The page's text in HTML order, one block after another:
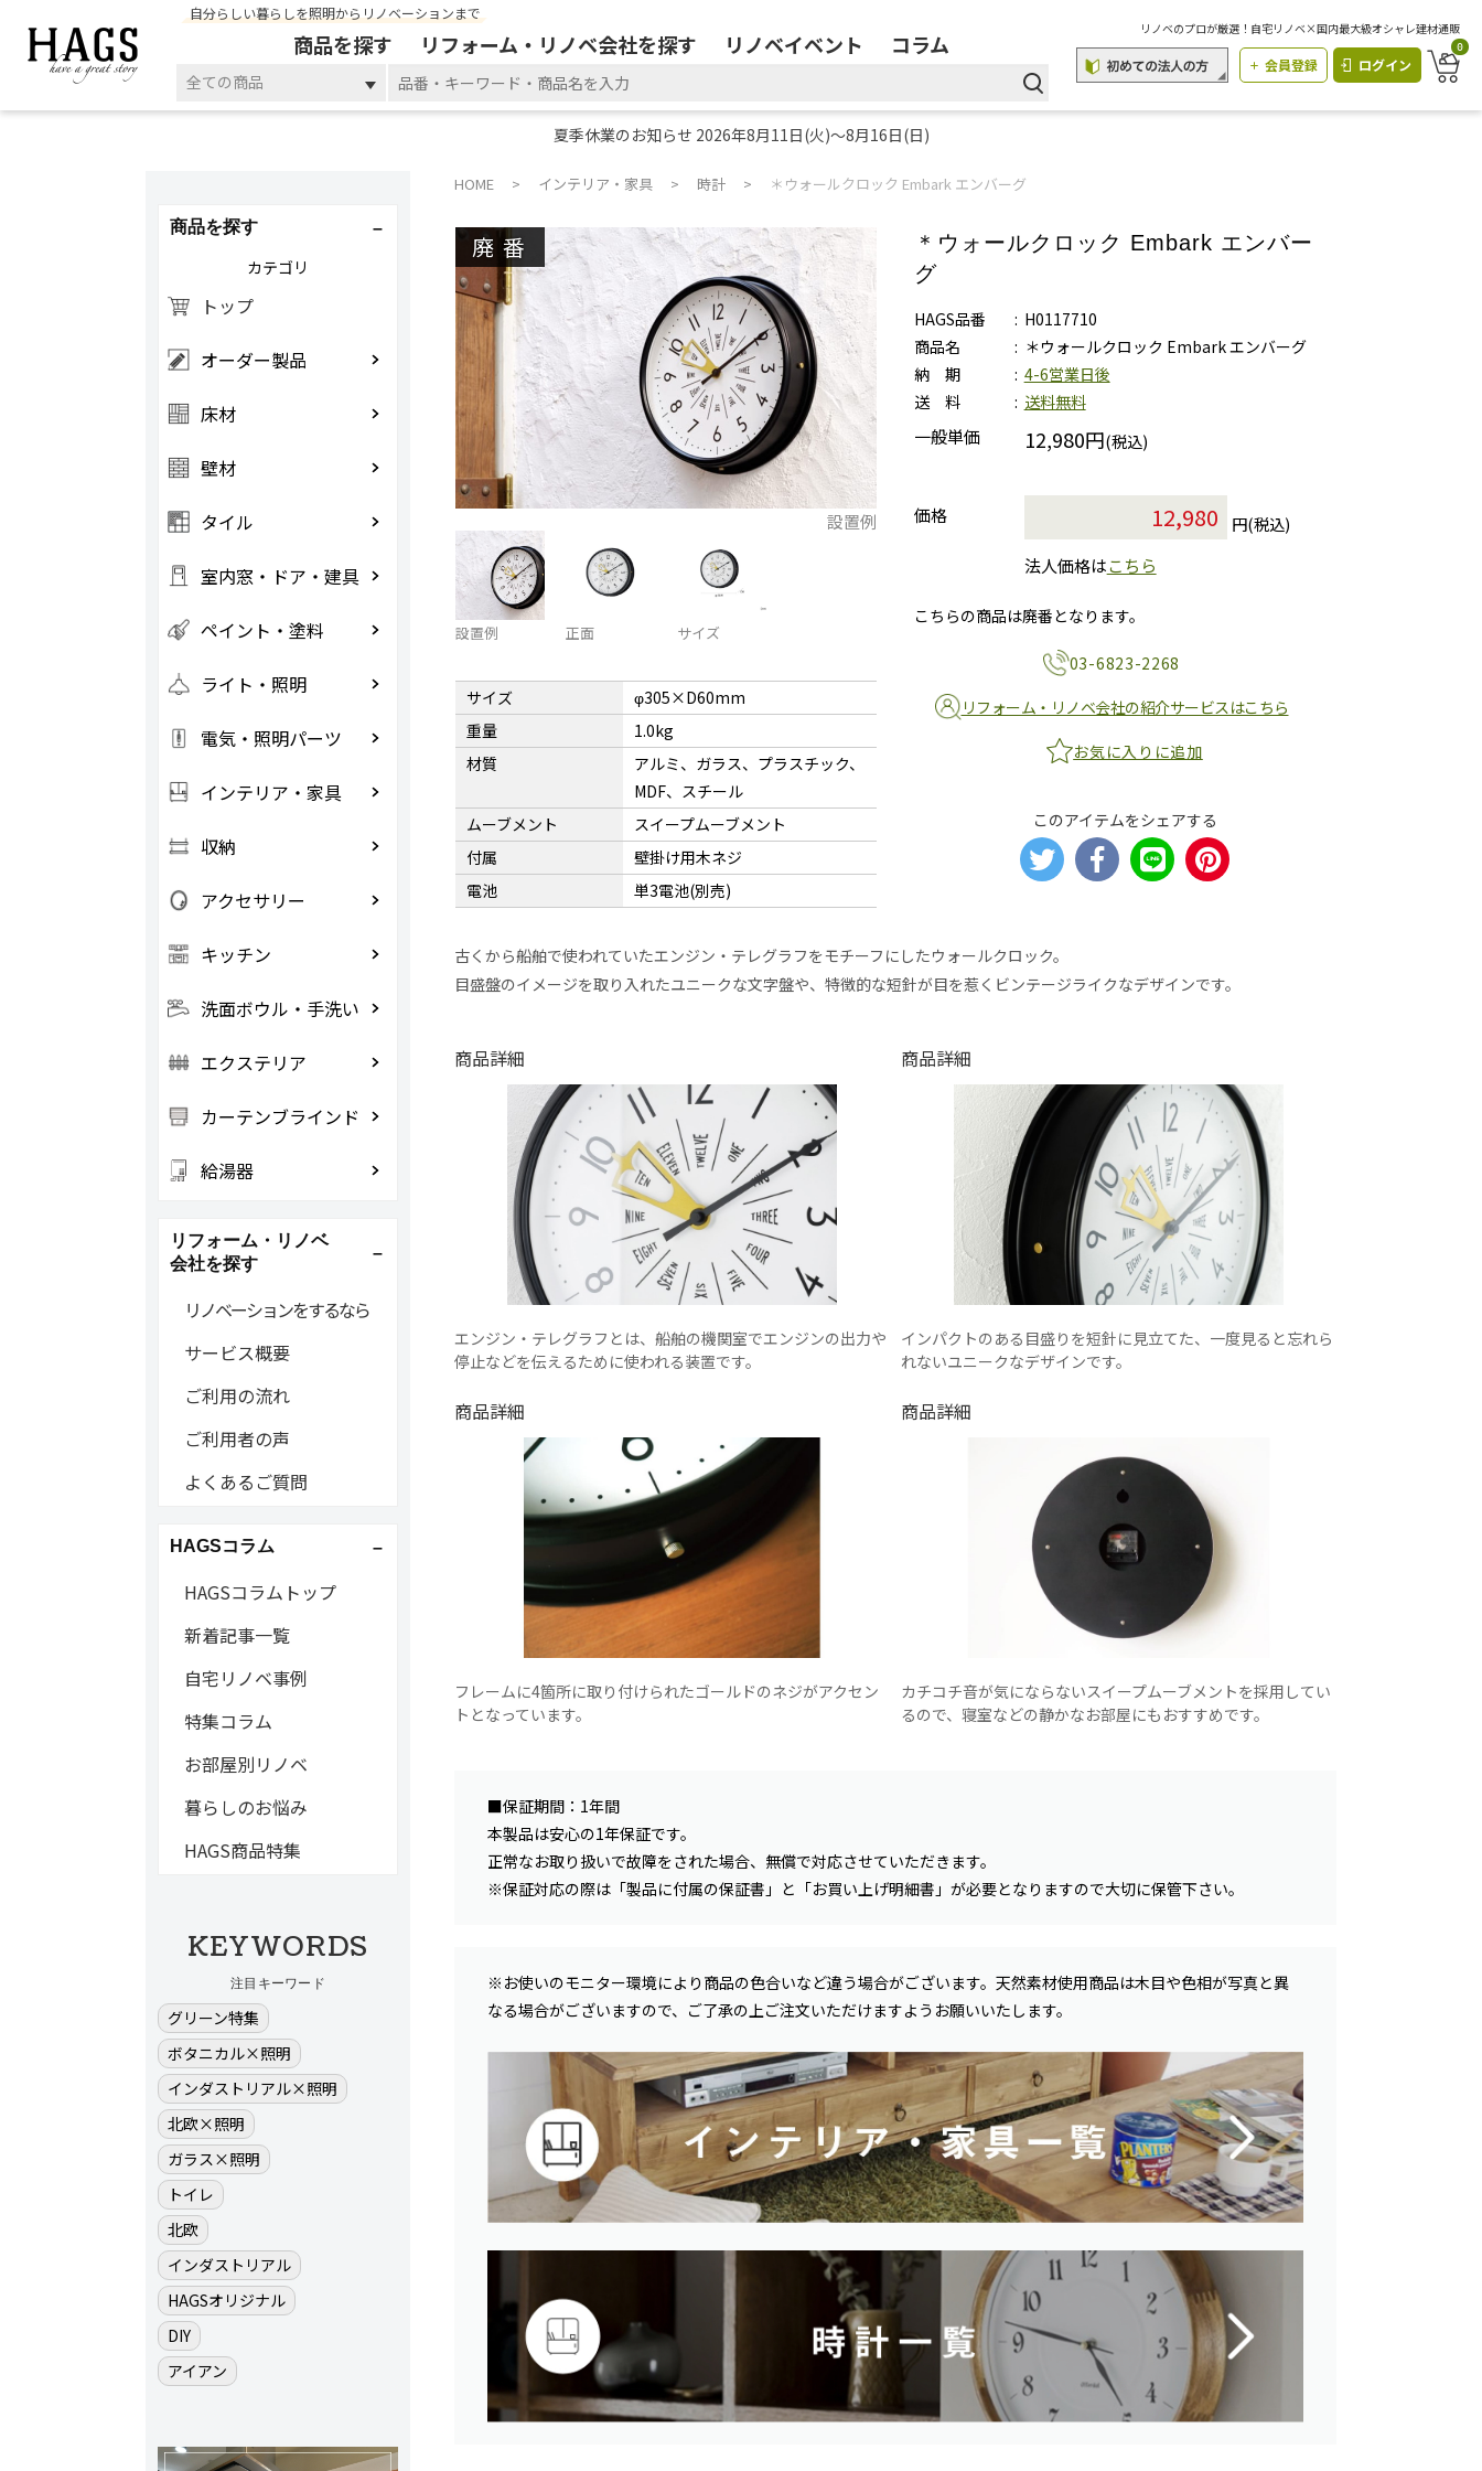
自分らしい暮らしを照明からリノベーションまで
商品を探す リフォーム・リノベ会社を探す リノベイベント コラム
全ての商品
リノベのプロが厳選！自宅リノベ×国内最大級オシャレ建材通販
会員登録 ログイン
0
夏季休業のお知らせ 2026年8月11日(火)～8月16日(日)
HOME インテリア・家具 時計 ＊ウォールクロック Embark エンバーグ
廃番
設置例
設置例 正面 サイズ
サイズ
φ305×D60mm
重量
1.0kg
材質
アルミ、ガラス、プラスチック、
MDF、スチール
ムーブメント
スイープムーブメント
付属
壁掛け用木ネジ
電池
単3電池(別売)
＊ウォールクロック Embark エンバー
グ
HAGS品番
H0117710
商品名
＊ウォールクロック Embark エンバーグ
納 期
4-6営業日後
送 料
送料無料
一般単価 12,980円(税込)
価格
円(税込)
法人価格はこちら
こちらの商品は廃番となります。
03-6823-2268
リフォーム・リノベ会社の紹介サービスはこちら
お気に入りに追加
このアイテムをシェアする
古くから船舶で使われていたエンジン・テレグラフをモチーフにしたウォールクロック。
目盛盤のイメージを取り入れたユニークな文字盤や、特徴的な短針が目を惹くビンテージライクなデザインです。
商品詳細
エンジン・テレグラフとは、船舶の機関室でエンジンの出力や
停止などを伝えるために使われる装置です。
商品詳細
インパクトのある目盛りを短針に見立てた、一度見ると忘れら
れないユニークなデザインです。
商品詳細
フレームに4箇所に取り付けられたゴールドのネジがアクセン
トとなっています。
商品詳細
カチコチ音が気にならないスイープムーブメントを採用してい
るので、寝室などの静かなお部屋にもおすすめです。
■保証期間：1年間
本製品は安心の1年保証です。
正常なお取り扱いで故障をされた場合、無償で対応させていただきます。
※保証対応の際は「製品に付属の保証書」と「お買い上げ明細書」が必要となりますので大切に保管下さい。
※お使いのモニター環境により商品の色合いなど違う場合がございます。天然素材使用商品は木目や色相が写真と異
なる場合がございますので、ご了承の上ご注文いただけますようお願いいたします。
商品を探す
カテゴリ
トップ
オーダー製品
床材
壁材
タイル
室内窓・ドア・建具
ペイント・塗料
ライト・照明
電気・照明パーツ
インテリア・家具
収納
アクセサリー
キッチン
洗面ボウル・手洗い
エクステリア
カーテンブラインド
給湯器
リフォーム・リノベ
会社を探す
リノベーションをするなら
サービス概要
ご利用の流れ
ご利用者の声
よくあるご質問
HAGSコラム
HAGSコラムトップ
新着記事一覧
自宅リノベ事例
特集コラム
お部屋別リノベ
暮らしのお悩み
HAGS商品特集
KEYWORDS
注目キーワード
グリーン特集
ボタニカル×照明
インダストリアル×照明
北欧×照明
ガラス×照明
トイレ
北欧
インダストリアル
HAGSオリジナル
DIY
アイアン